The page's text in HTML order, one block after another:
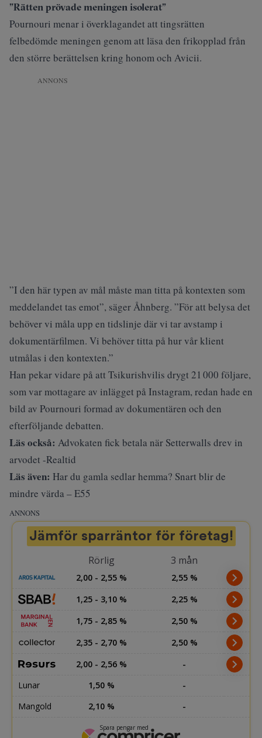
”Rätten prövade meningen isolerat”
Pournouri menar i överklagandet att tingsrätten
felbedömde meningen genom att läsa den frikopplad från
den större berättelsen kring honom och Avicii.
ANNONS
”I den här typen av mål måste man titta på kontexten som
meddelandet tas emot”, säger Åhnberg. ”För att belysa det
behöver vi måla upp en tidslinje där vi tar avstamp i
dokumentärfilmen. Vi behöver titta på hur vår klient
utmålas i den kontexten.”
Han pekar vidare på att Tsikurishvilis drygt 21 000 följare,
som var mottagare av inlägget på Instagram, redan hade en
bild av Pournouri formad av dokumentären och den
efterföljande debatten.
Läs också: Advokaten fick betala när Setterwalls drev in
arvodet -Realtid
Läs även: Har du gamla sedlar hemma? Snart blir de
mindre värda – E55
ANNONS